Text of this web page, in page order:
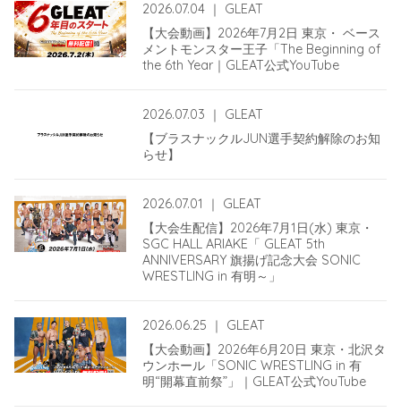
2026.07.04 ｜ GLEAT
【大会動画】2026年7月2日 東京・ ベース
メントモンスター王子「The Beginning of
the 6th Year｜GLEAT公式YouTube
2026.07.03 ｜ GLEAT
【ブラスナックルJUN選手契約解除のお知
らせ】
2026.07.01 ｜ GLEAT
【大会生配信】2026年7月1日(水) 東京・
SGC HALL ARIAKE「 GLEAT 5th
ANNIVERSARY 旗揚げ記念大会 SONIC
WRESTLING in 有明～」
2026.06.25 ｜ GLEAT
【大会動画】2026年6月20日 東京・北沢タ
ウンホール「SONIC WRESTLING in 有
明“開幕直前祭”」｜GLEAT公式YouTube